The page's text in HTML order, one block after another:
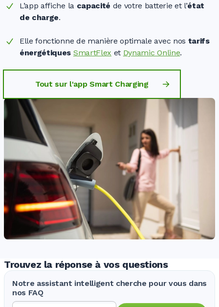
L’app affiche la capacité de votre batterie et l’état
de charge.
Elle fonctionne de manière optimale avec nos tarifs
énergétiques SmartFlex et Dynamic Online.
Tout sur l'app Smart Charging
Trouvez la réponse à vos questions
Notre assistant intelligent cherche pour vous dans
nos FAQ